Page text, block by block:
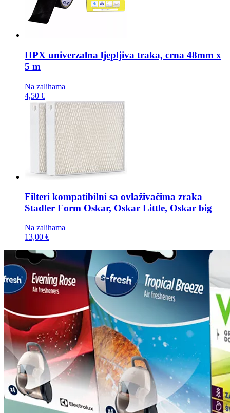
HPX univerzalna ljepljiva traka, crna 48mm x
5 m
Na zalihama
4,50 €
Filteri kompatibilni sa ovlaživačima zraka
Stadler Form Oskar, Oskar Little, Oskar big
Na zalihama
13,00 €